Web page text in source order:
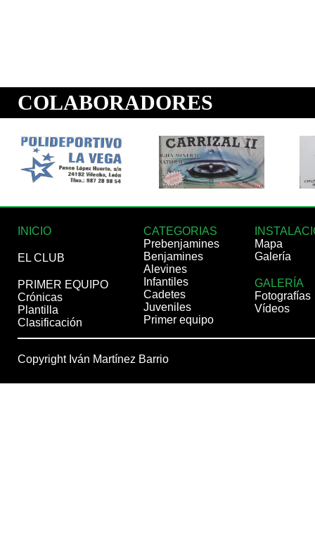
INICIO
EL CLUB
PRIMER EQUIPO
Crónicas
Plantilla
Clasificación
CATEGORIAS
Prebenjamines
Benjamines
Alevines
Infantiles
Cadetes
Juveniles
Primer equipo
Mapa
Galería
GALERÍA
Fotografías
Vídeos
Copyright Iván Martínez Barrio